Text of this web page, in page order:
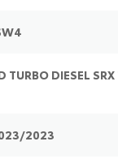
TURBO DIESEL
2023